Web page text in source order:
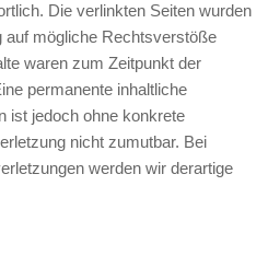
Die verlinkten Seiten wurden
auf mögliche Rechtsverstöße
waren zum Zeitpunkt der
permanente inhaltliche
ist jedoch ohne konkrete
nicht zumutbar. Bei
werden wir derartige